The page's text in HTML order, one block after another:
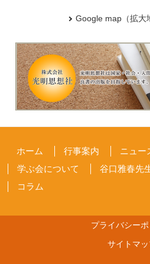
Google map（拡大
ホーム 行事案内
ニュー
学ぶ会について
谷口雅春先
コラム
プライバシー
サイトマ